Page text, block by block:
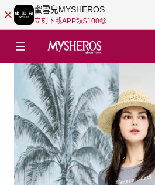
蜜雪兒MYSHEROS
立刻下載APP領$100🤑